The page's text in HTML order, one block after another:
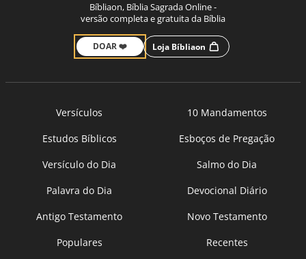
Bíbliaon, Bíblia Sagrada Online -
versão completa e gratuita da Bíblia
DOAR ❤️ Loja Bíbliaon
Versículos
10 Mandamentos
Estudos Bíblicos
Esboços de Pregação
Versículo do Dia
Salmo do Dia
Palavra do Dia
Devocional Diário
Antigo Testamento
Novo Testamento
Populares
Recentes